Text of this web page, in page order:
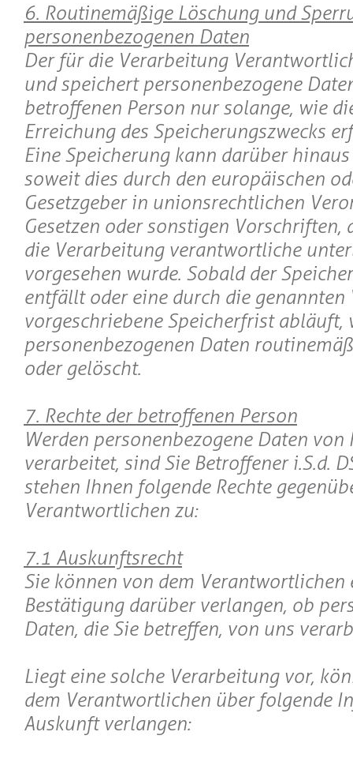
6. Routinemäßige Löschung und
personenbezogenen Daten
Der für die Verarbeitung
und speichert personenbezogene
betroffenen Person nur solange, wie
Erreichung des Speicherungszwecks
Eine Speicherung kann darüber
soweit dies durch den europäischen
Gesetzgeber in unionsrechtlichen
Gesetzen oder sonstigen Vorschriften,
die Verarbeitung verantwortliche
vorgesehen wurde. Sobald der
entfällt oder eine durch die genannten
vorgeschriebene Speicherfrist abläuft,
personenbezogenen Daten
oder gelöscht.
7. Rechte der betroffenen Person
Werden personenbezogene Daten von
verarbeitet, sind Sie Betroffener i.S.d.
stehen Ihnen folgende Rechte
Verantwortlichen zu:
7.1 Auskunftsrecht
Sie können von dem Verantwortlichen
Bestätigung darüber verlangen, ob
Daten, die Sie betreffen, von uns
Liegt eine solche Verarbeitung vor,
dem Verantwortlichen über folgende
Auskunft verlangen: